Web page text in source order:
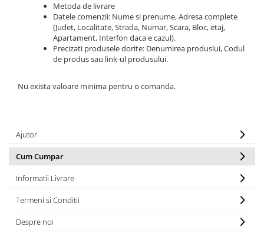
Metoda de livrare
Datele comenzii: Nume si prenume, Adresa complete
(Judet, Localitate, Strada, Numar, Scara, Bloc, etaj,
Apartament, Interfon daca e cazul).
Precizati produsele dorite: Denumirea produslui, Codul
de produs sau link-ul produsului.
Nu exista valoare minima pentru o comanda.
Ajutor
Cum Cumpar
Informatii Livrare
Termeni si Conditii
Despre noi